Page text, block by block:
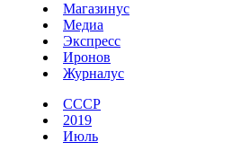
Магазинус
Медиа
Экспресс
Иронов
Журналус
СССР
2019
Июль